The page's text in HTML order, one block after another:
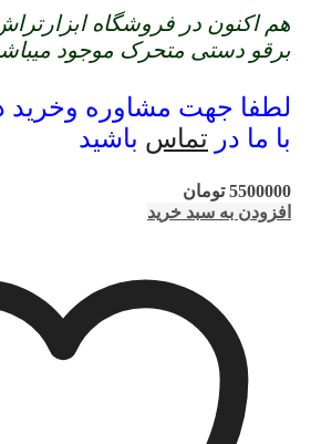
هم اکنون در فروشگاه
برقو دستی متحرک موجود
لطفا جهت مشاوره وخرید
با ما در تماس باشید
5500000 تومان
افزودن به سبد خرید